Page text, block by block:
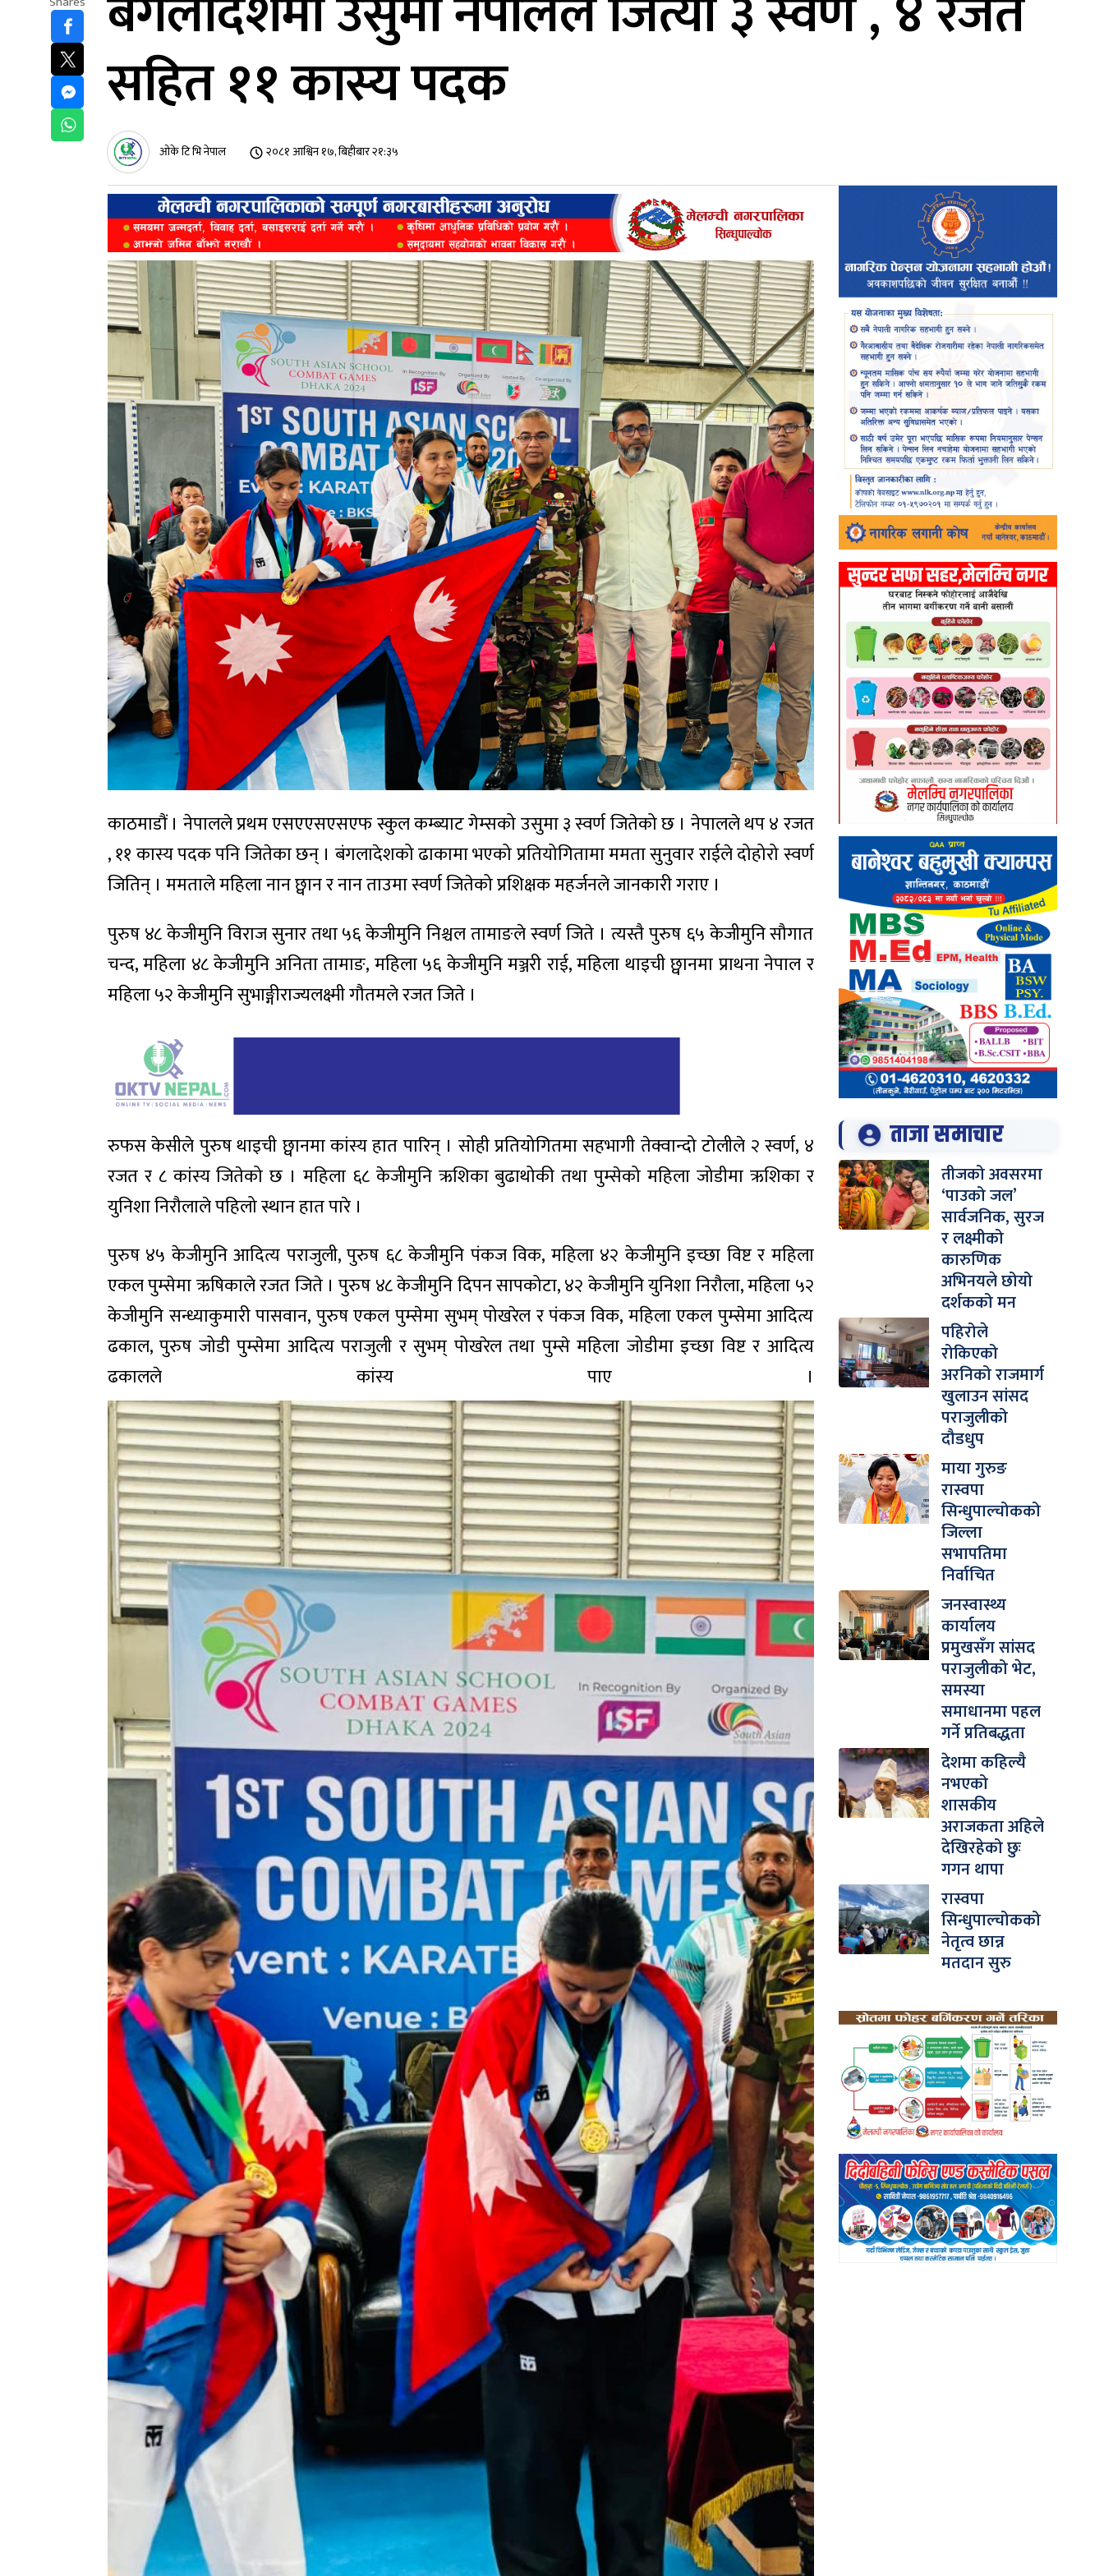
सहित ११ कास्य पदक
ओके टि भि नेपाल २०८१ आश्विन १७, बिहीबार २१:३५
काठमाडौं । नेपालले प्रथम एसएएसएसएफ स्कुल कम्ब्याट गेम्सको उसुमा ३ स्वर्ण जितेको छ । नेपालले थप ४ रजत
, ११ कास्य पदक पनि जितेका छन् । बंगलादेशको ढाकामा भएको प्रतियोगितामा ममता सुनुवार राईले दोहोरो स्वर्ण
जितिन् । ममताले महिला नान छ्वान र नान ताउमा स्वर्ण जितेको प्रशिक्षक महर्जनले जानकारी गराए ।
पुरुष ४८ केजीमुनि विराज सुनार तथा ५६ केजीमुनि निश्चल तामाङले स्वर्ण जिते । त्यस्तै पुरुष ६५ केजीमुनि सौगात
चन्द, महिला ४८ केजीमुनि अनिता तामाङ, महिला ५६ केजीमुनि मञ्जरी राई, महिला थाइची छ्वानमा प्राथना नेपाल र
महिला ५२ केजीमुनि सुभाङ्गीराज्यलक्ष्मी गौतमले रजत जिते ।
रुफस केसीले पुरुष थाइची छ्वानमा कांस्य हात पारिन् । सोही प्रतियोगितमा सहभागी तेक्वान्दो टोलीले २ स्वर्ण, ४
रजत र ८ कांस्य जितेको छ । महिला ६८ केजीमुनि ऋशिका बुढाथोकी तथा पुम्सेको महिला जोडीमा ऋशिका र
युनिशा निरौलाले पहिलो स्थान हात पारे ।
पुरुष ४५ केजीमुनि आदित्य पराजुली, पुरुष ६८ केजीमुनि पंकज विक, महिला ४२ केजीमुनि इच्छा विष्ट र महिला
एकल पुम्सेमा ऋषिकाले रजत जिते । पुरुष ४८ केजीमुनि दिपन सापकोटा, ४२ केजीमुनि युनिशा निरौला, महिला ५२
केजीमुनि सन्ध्याकुमारी पासवान, पुरुष एकल पुम्सेमा सुभम् पोखरेल र पंकज विक, महिला एकल पुम्सेमा आदित्य
ढकाल, पुरुष जोडी पुम्सेमा आदित्य पराजुली र सुभम् पोखरेल तथा पुम्से महिला जोडीमा इच्छा विष्ट र आदित्य
ढकालले कांस्य पाए ।
ताजा समाचार
तीजको अवसरमा
‘पाउको जल’
सार्वजनिक, सुरज
र लक्ष्मीको
कारुणिक
अभिनयले छोयो
दर्शकको मन
पहिरोले
रोकिएको
अरनिको राजमार्ग
खुलाउन सांसद
पराजुलीको
दौडधुप
माया गुरुङ
रास्वपा
सिन्धुपाल्चोकको
जिल्ला
सभापतिमा
निर्वाचित
जनस्वास्थ्य
कार्यालय
प्रमुखसँग सांसद
पराजुलीको भेट,
समस्या
समाधानमा पहल
गर्ने प्रतिबद्धता
देशमा कहिल्यै
नभएको
शासकीय
अराजकता अहिले
देखिरहेको छुः
गगन थापा
रास्वपा
सिन्धुपाल्चोकको
नेतृत्व छान्न
मतदान सुरु